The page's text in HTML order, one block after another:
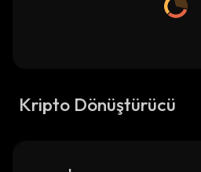
Kripto Dönüştürücü